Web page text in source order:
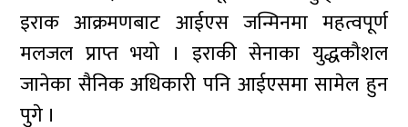
इराक आक्रमणबाट आईएस जन्मिनमा महत्वपूर्ण
मलजल प्राप्त भयो । इराकी सेनाका युद्धकौशल
जानेका सैनिक अधिकारी पनि आईएसमा सामेल हुन
पुगे ।